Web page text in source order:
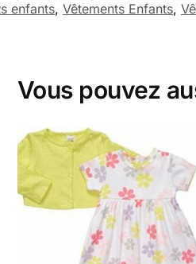
enfants, Vêtements Enfants,
Vous pouvez